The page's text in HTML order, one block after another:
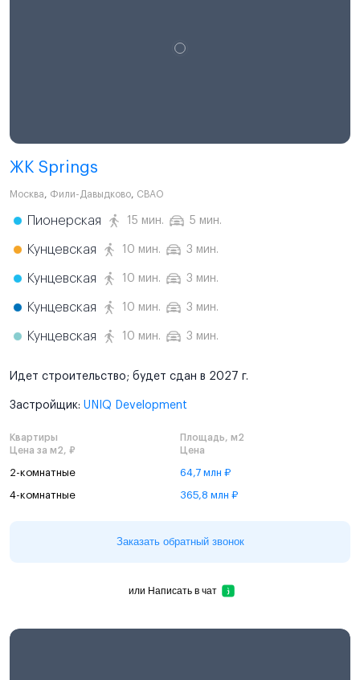
ЖК Springs
Москва, Фили-Давыдково, СВАО
Пионерская 15 мин. 5 мин.
Кунцевская 10 мин. 3 мин.
Кунцевская 10 мин. 3 мин.
Кунцевская 10 мин. 3 мин.
Кунцевская 10 мин. 3 мин.
Идет строительство; будет сдан в 2027 г.
Застройщик: UNIQ Development
Квартиры
Площадь, м2
Цена за м2, ₽
Цена
2-комнатные 64,7 млн ₽
4-комнатные 365,8 млн ₽
Заказать обратный звонок
или Написать в чат